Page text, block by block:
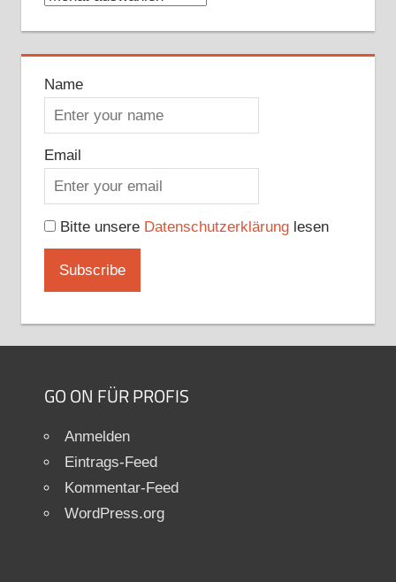
Name
Email
Bitte unsere Datenschutzerklärunglesen
GO ON FÜR PROFIS
Anmelden
Eintrags-Feed
Kommentar-Feed
WordPress.org